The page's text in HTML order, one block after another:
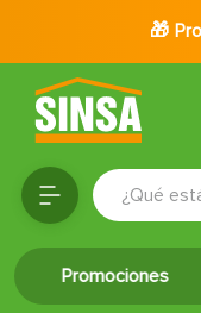
🎁
¿Qué estás
Promociones